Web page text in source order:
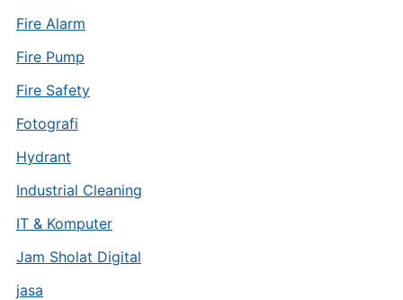
Fire Alarm
Fire Pump
Fire Safety
Fotografi
Hydrant
Industrial Cleaning
IT & Komputer
Jam Sholat Digital
jasa